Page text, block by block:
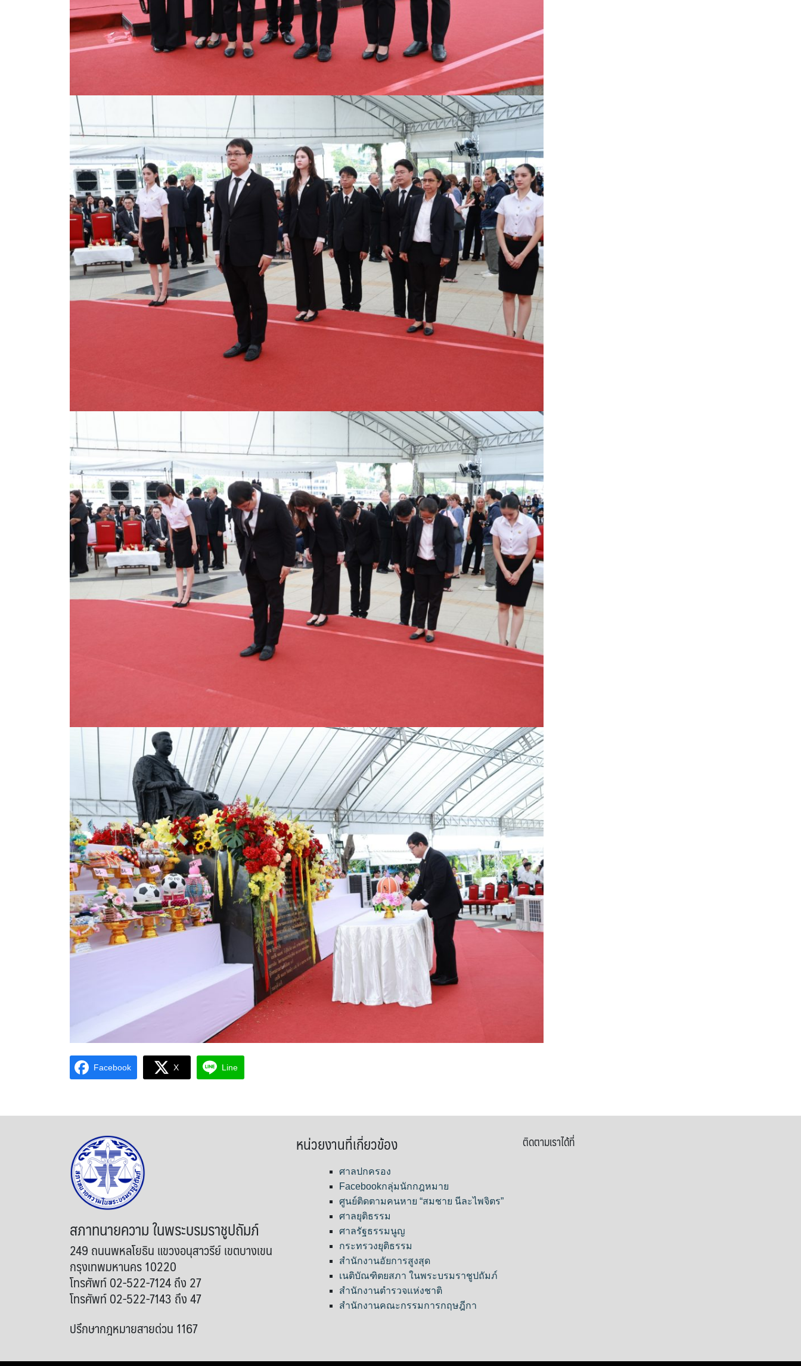
Facebook X Line
สภาทนายความ ในพระบรมราชูปถัมภ์
249 ถนนพหลโยธิน แขวงอนุสาวรีย์ เขตบางเขน
กรุงเทพมหานคร 10220
โทรศัพท์ 02-522-7124 ถึง 27
โทรศัพท์ 02-522-7143 ถึง 47
ปรึกษากฎหมายสายด่วน 1167
หน่วยงานที่เกี่ยวข้อง
ศาลปกครอง
Facebookกลุ่มนักกฎหมาย
ศูนย์ติดตามคนหาย “สมชาย นีละไพจิตร”
ศาลยุติธรรม
ศาลรัฐธรรมนูญ
กระทรวงยุติธรรม
สำนักงานอัยการสูงสุด
เนติบัณฑิตยสภา ในพระบรมราชูปถัมภ์
สำนักงานตำรวจแห่งชาติ
สำนักงานคณะกรรมการกฤษฎีกา
ติดตามเราได้ที่